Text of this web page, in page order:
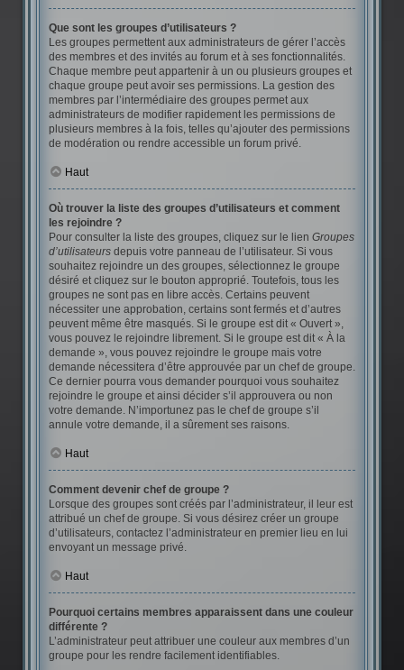
Que sont les groupes d’utilisateurs ?
Les groupes permettent aux administrateurs de gérer l’accès
des membres et des invités au forum et à ses fonctionnalités.
Chaque membre peut appartenir à un ou plusieurs groupes et
chaque groupe peut avoir ses permissions. La gestion des
membres par l’intermédiaire des groupes permet aux
administrateurs de modifier rapidement les permissions de
plusieurs membres à la fois, telles qu’ajouter des permissions
de modération ou rendre accessible un forum privé.
Haut
Où trouver la liste des groupes d’utilisateurs et comment
les rejoindre ?
Pour consulter la liste des groupes, cliquez sur le lien Groupes
d’utilisateursdepuis votre panneau de l’utilisateur. Si vous
souhaitez rejoindre un des groupes, sélectionnez le groupe
désiré et cliquez sur le bouton approprié. Toutefois, tous les
groupes ne sont pas en libre accès. Certains peuvent
nécessiter une approbation, certains sont fermés et d’autres
peuvent même être masqués. Si le groupe est dit « Ouvert »,
vous pouvez le rejoindre librement. Si le groupe est dit « À la
demande », vous pouvez rejoindre le groupe mais votre
demande nécessitera d’être approuvée par un chef de groupe.
Ce dernier pourra vous demander pourquoi vous souhaitez
rejoindre le groupe et ainsi décider s’il approuvera ou non
votre demande. N’importunez pas le chef de groupe s’il
annule votre demande, il a sûrement ses raisons.
Haut
Comment devenir chef de groupe ?
Lorsque des groupes sont créés par l’administrateur, il leur est
attribué un chef de groupe. Si vous désirez créer un groupe
d’utilisateurs, contactez l’administrateur en premier lieu en lui
envoyant un message privé.
Haut
Pourquoi certains membres apparaissent dans une couleur
différente ?
L’administrateur peut attribuer une couleur aux membres d’un
groupe pour les rendre facilement identifiables.